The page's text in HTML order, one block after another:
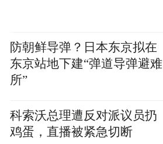
防朝鲜导弹？日本东京拟在
东京站地下建“弹道导弹避难
所”
科索沃总理遭反对派议员扔
鸡蛋，直播被紧急切断